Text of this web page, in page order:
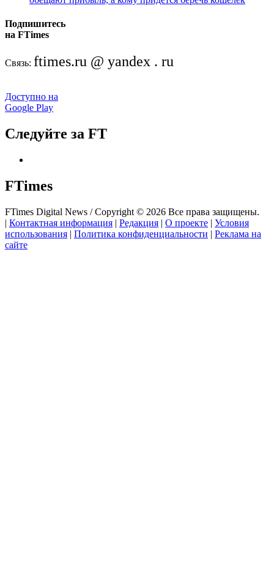
Подпишитесь
на FTimes
Связь: ftimes.ru @ yandex . ru
Доступно на
Google Play
Следуйте за FT
FTimes
FTimes Digital News / Copyright © 2026 Все права защищены.
| Контактная информация | Редакция | О проекте | Условия
использования | Политика конфиденциальности | Реклама на
сайте